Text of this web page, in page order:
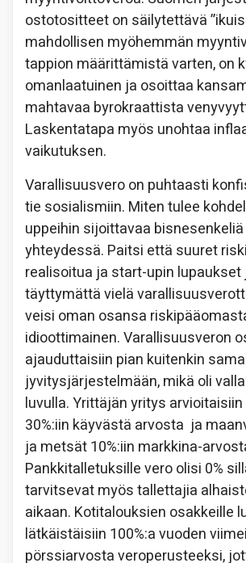
ostotositteet on säilytettävä
mahdollisen myöhemmän
tappion määrittämistä varten, on
omanlaatuinen ja osoittaa
mahtavaa byrokraattista
Laskentatapa myös unohtaa
vaikutuksen.
Varallisuusvero on puhtaasti
tie sosialismiin. Miten tulee
uppeihin sijoittavaa
yhteydessä. Paitsi että suuret
realisoitua ja start-upin lupaukset
täyttymättä vielä
veisi oman osansa
idioottimainen. Varallisuusveron
ajauduttaisiin pian kuitenkin
jyvitysjärjestelmään, mikä oli
luvulla. Yrittäjän yritys
30%:iin käyvästä arvosta ja
ja metsät 10%:iin markkina-
Pankkitalletuksille vero olisi 0%
tarvitsevat myös tallettajia
aikaan. Kotitalouksien osakkeille
lätkäistäisiin 100%:a vuoden
pörssiarvosta veroperusteeksi,